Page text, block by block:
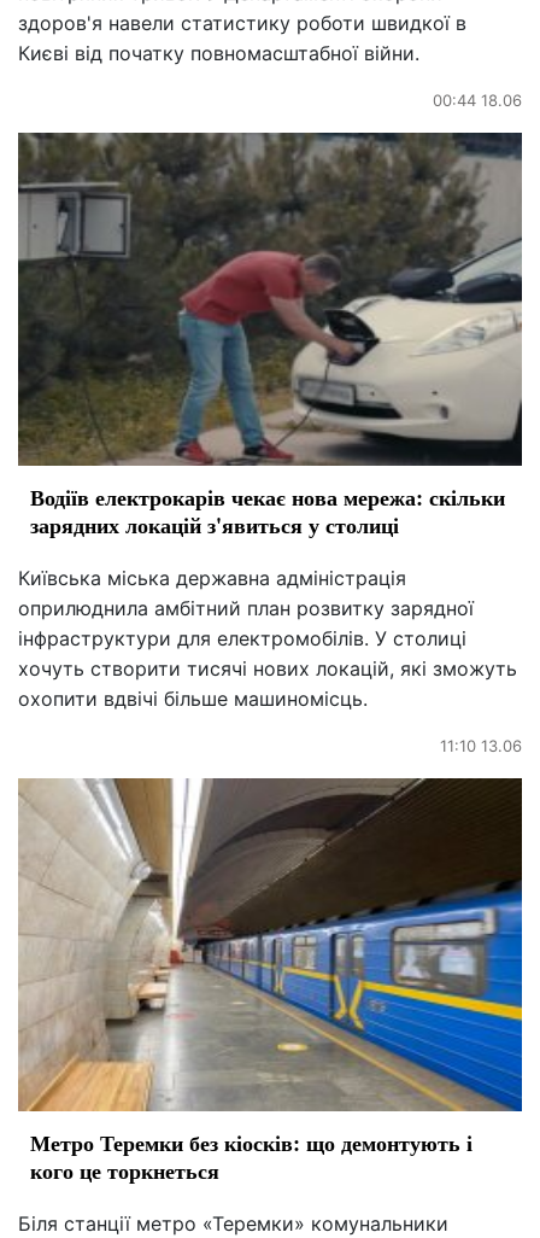
здоров'я навели статистику роботи швидкої в
Києві від початку повномасштабної війни.
00:44 18.06
Водіїв електрокарів чекає нова мережа: скільки
зарядних локацій з'явиться у столиці
Київська міська державна адміністрація
оприлюднила амбітний план розвитку зарядної
інфраструктури для електромобілів. У столиці
хочуть створити тисячі нових локацій, які зможуть
охопити вдвічі більше машиномісць.
11:10 13.06
Метро Теремки без кіосків: що демонтують і
кого це торкнеться
Біля станції метро «Теремки» комунальники